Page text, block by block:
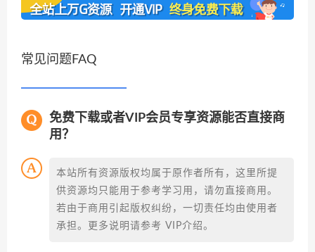
常见问题FAQ
免费下载或者VIP会员专享资源能否直接商
用？
本站所有资源版权均属于原作者所有，这里所提
供资源均只能用于参考学习用，请勿直接商用。
若由于商用引起版权纠纷，一切责任均由使用者
承担。更多说明请参考 VIP介绍。